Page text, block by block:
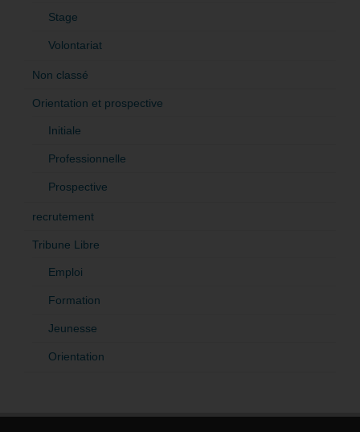
Stage
Volontariat
Non classé
Orientation et prospective
Initiale
Professionnelle
Prospective
recrutement
Tribune Libre
Emploi
Formation
Jeunesse
Orientation